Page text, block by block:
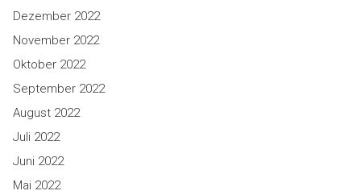
Dezember 2022
November 2022
Oktober 2022
September 2022
August 2022
Juli 2022
Juni 2022
Mai 2022